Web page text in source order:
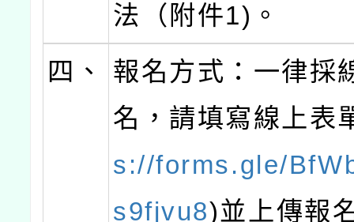
法（附件1)。
四、
報名方式：一律採
名，請填寫線上表
s://forms.gle/
s9fjvu8)並上傳報